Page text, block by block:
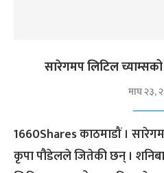
सारेगमप लिटिल
माघ २३,
1660Shares काठमाडौं ।
कृपा पौडेलले जितेकी छन् ।